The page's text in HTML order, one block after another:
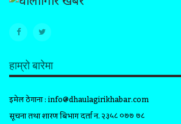
हाम्रो बारेमा
इमेल ठेगाना :info@dhaulagirikhabar.com
सूचना तथा प्रशारण बिभाग दर्ता न. २३५८ ०७७ ७८